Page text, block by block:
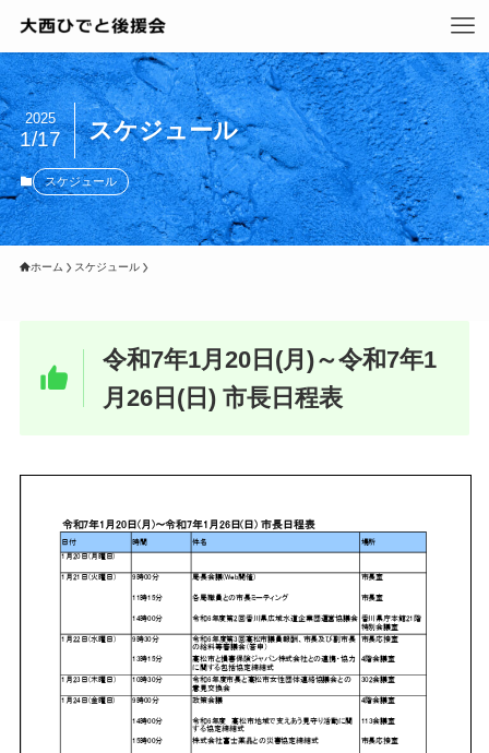
スケジュール
2025
1/17
スケジュール
ホーム スケジュール
令和7年1月20日(月)～令和7年1
月26日(日) 市長日程表